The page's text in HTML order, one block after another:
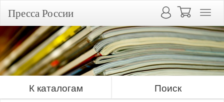
Пресса России
К каталогам Поиск